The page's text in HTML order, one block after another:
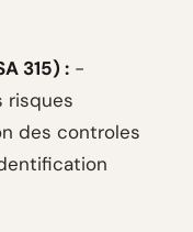
315) : -
risques
des controles